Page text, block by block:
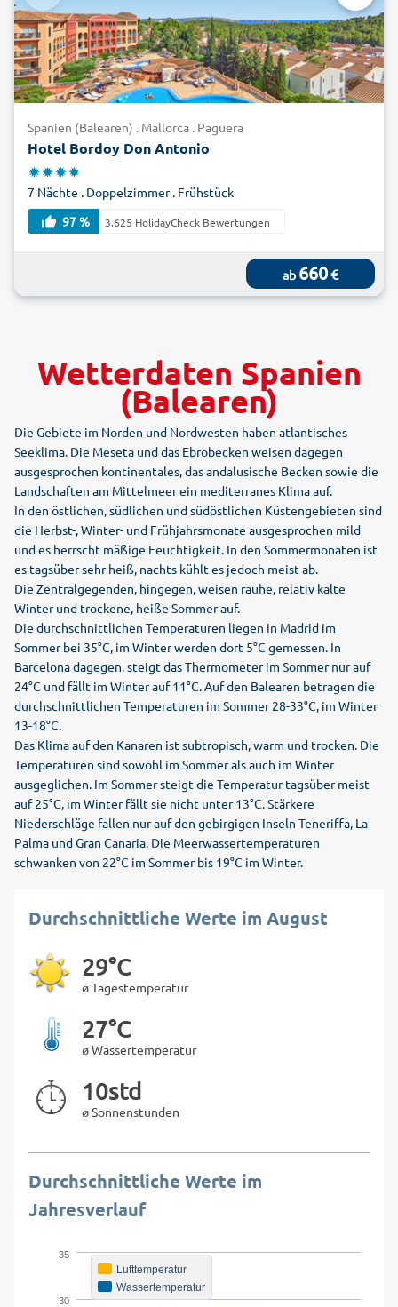
Spanien (Balearen) . Mallorca . Paguera
Hotel Bordoy Don Antonio
7 Nächte . Doppelzimmer . Frühstück
97 %
3.625 HolidayCheck Bewertungen
ab 660€
Wetterdaten Spanien
(Balearen)
Die Gebiete im Norden und Nordwesten haben atlantisches
Seeklima. Die Meseta und das Ebrobecken weisen dagegen
ausgesprochen kontinentales, das andalusische Becken sowie die
Landschaften am Mittelmeer ein mediterranes Klima auf.
In den östlichen, südlichen und südöstlichen Küstengebieten sind
die Herbst-, Winter- und Frühjahrsmonate ausgesprochen mild
und es herrscht mäßige Feuchtigkeit. In den Sommermonaten ist
es tagsüber sehr heiß, nachts kühlt es jedoch meist ab.
Die Zentralgegenden, hingegen, weisen rauhe, relativ kalte
Winter und trockene, heiße Sommer auf.
Die durchschnittlichen Temperaturen liegen in Madrid im
Sommer bei 35°C, im Winter werden dort 5°C gemessen. In
Barcelona dagegen, steigt das Thermometer im Sommer nur auf
24°C und fällt im Winter auf 11°C. Auf den Balearen betragen die
durchschnittlichen Temperaturen im Sommer 28-33°C, im Winter
13-18°C.
Das Klima auf den Kanaren ist subtropisch, warm und trocken. Die
Temperaturen sind sowohl im Sommer als auch im Winter
ausgeglichen. Im Sommer steigt die Temperatur tagsüber meist
auf 25°C, im Winter fällt sie nicht unter 13°C. Stärkere
Niederschläge fallen nur auf den gebirgigen Inseln Teneriffa, La
Palma und Gran Canaria. Die Meerwassertemperaturen
schwanken von 22°C im Sommer bis 19°C im Winter.
Durchschnittliche Werte im August
29°C
ø Tagestemperatur
27°C
ø Wassertemperatur
10std
ø Sonnenstunden
Durchschnittliche Werte im
Jahresverlauf
Lufttemperatur
Wassertemperatur
30
35